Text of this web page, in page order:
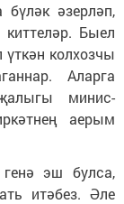
әзерләп,
киттеләр. Быел
үткән колхозчы
Аларга
минис-
аерым
эш булса,
итәбез. Әле